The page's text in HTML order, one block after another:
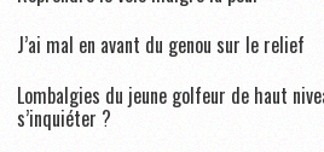
J’ai mal en avant du genou sur le relief
Lombalgies du jeune golfeur de haut
s’inquiéter ?